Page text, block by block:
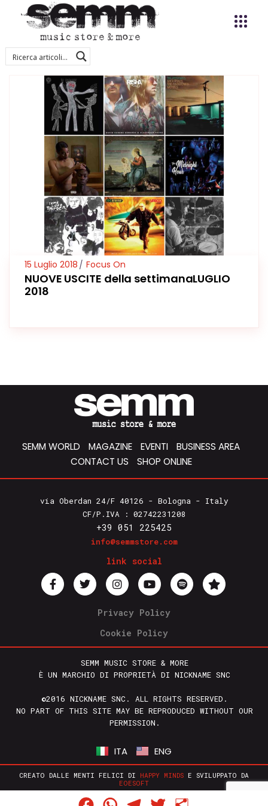
15 Luglio 2018 Focus On
NUOVE USCITE della settimanaLUGLIO
2018
SEMM WORLD MAGAZINE EVENTI
BUSINESS AREA
CONTACT US
SHOP ONLINE
via Oberdan 24/F 40126 - Bologna - Italy
CF/P.IVA : 02742231208
+39 051 225425
info@semmstore.com
link social
Privacy Policy
Cookie Policy
SEMM MUSIC STORE & MORE
È UN MARCHIO DI PROPRIETÀ DI NICKNAME SNC
©2016 NICKNAME SNC. ALL RIGHTS RESERVED.
NO PART OF THIS SITE MAY BE REPRODUCED WITHOUT OUR
PERMISSION.
ITA ENG
CREATO DALLE MENTI FELICI DI HAPPY MINDS E SVILUPPATO DA
EOESOFT
FacebookWhatsAppTelegram
Twitter